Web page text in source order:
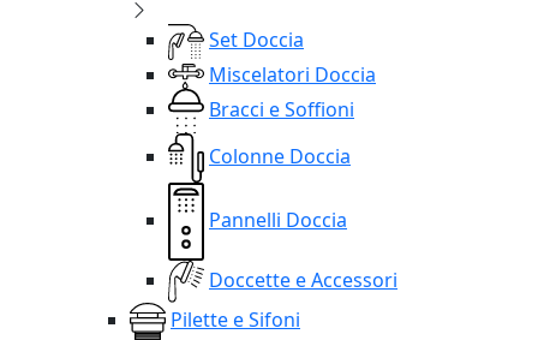
Set Doccia
Miscelatori Doccia
Bracci e Soffioni
Colonne Doccia
Pannelli Doccia
Doccette e Accessori
Pilette e Sifoni